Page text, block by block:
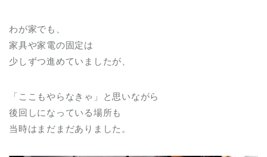
わが家でも、
家具や家電の固定は
少しずつ進めていましたが、
「ここもやらなきゃ」と思いながら
後回しになっている場所も
当時はまだまだありました。